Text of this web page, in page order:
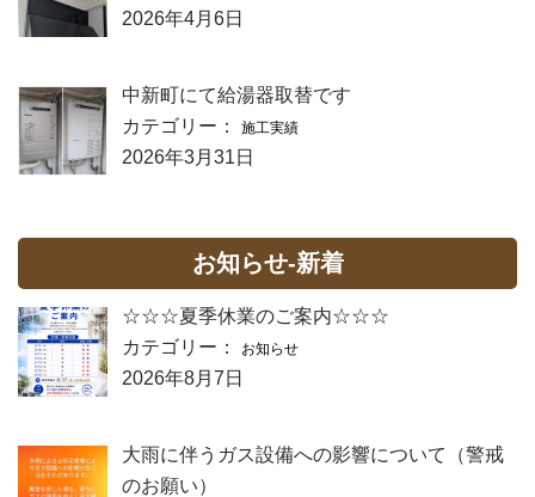
2026年4月6日
中新町にて給湯器取替です
カテゴリー：
施工実績
2026年3月31日
お知らせ-新着
☆☆☆夏季休業のご案内☆☆☆
カテゴリー：
お知らせ
2026年8月7日
大雨に伴うガス設備への影響について（警戒
のお願い）